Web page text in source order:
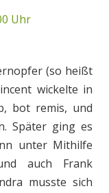
Uhr
(so heißt
wickelte in
bot remis, und
Später ging es
unter Mithilfe
auch Frank
musste sich